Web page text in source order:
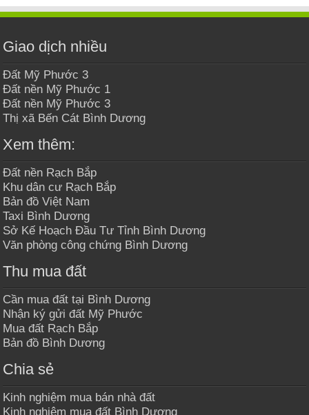
Giao dịch nhiều
Đất Mỹ Phước 3
Đất nền Mỹ Phước 1
Đất nền Mỹ Phước 3
Thị xã Bến Cát Bình Dương
Xem thêm:
Đất nền Rạch Bắp
Khu dân cư Rạch Bắp
Bản đồ Việt Nam
Taxi Bình Dương
Sở Kế Hoạch Đầu Tư Tỉnh Bình Dương
Văn phòng công chứng Bình Dương
Thu mua đất
Cần mua đất tại Bình Dương
Nhận ký gửi đất Mỹ Phước
Mua đất Rạch Bắp
Bản đồ Bình Dương
Chia sẻ
Kinh nghiệm mua bán nhà đất
Kinh nghiệm mua đất Bình Dương